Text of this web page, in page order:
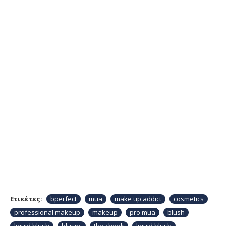
Ετικέτες: bperfect mua make up addict
cosmetics
professional makeup
makeup pro mua
blush